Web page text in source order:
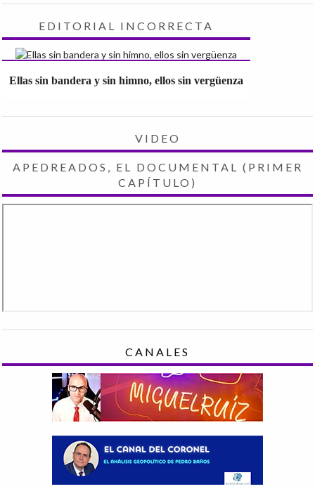
EDITORIAL INCORRECTA
Ellas sin bandera y sin himno, ellos sin vergüenza
VIDEO
APEDREADOS, EL DOCUMENTAL (PRIMER
CAPÍTULO)
CANALES